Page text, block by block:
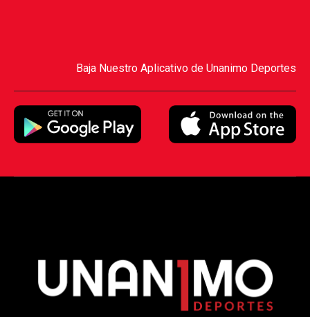
Baja Nuestro Aplicativo de Unanimo Deportes